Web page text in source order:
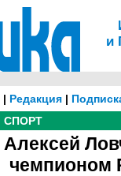
и
| Редакция |
СПОРТ
Алексей
чемпионом